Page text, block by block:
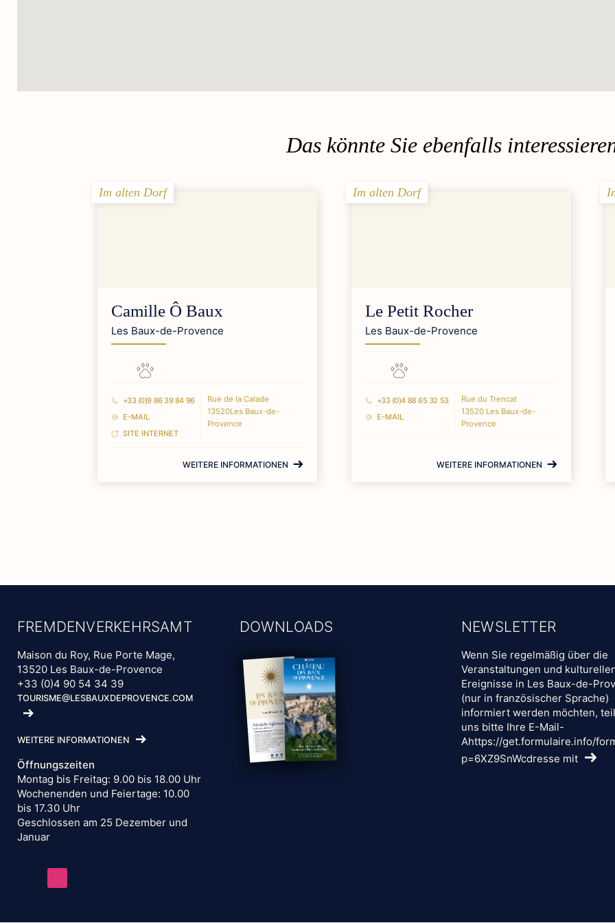
Das könnte Sie ebenfalls
Im alten Dorf
Camille Ô Baux
Les Baux-de-Provence
+33 (0)9 86 39 84 96
E-MAIL
SITE INTERNET
Rue de la Calade
13520Les Baux-de-
Provence
WEITERE INFORMATIONEN
Im alten Dorf
Le Petit Rocher
Les Baux-de-Provence
+33 (0)4 88 65 32 53
E-MAIL
Rue du Trencat
13520 Les Baux-de-
Provence
WEITERE INFORMATIONEN
FREMDENVERKEHRSAMT
Maison du Roy, Rue Porte Mage,
13520 Les Baux-de-Provence
+33 (0)4 90 54 34 39
TOURISME@LESBAUXDEPROVENCE.COM
WEITERE INFORMATIONEN
Öffnungszeiten
Montag bis Freitag: 9.00 bis 18.00 Uhr
Wochenenden und Feiertage: 10.00
bis 17.30 Uhr
Geschlossen am 25 Dezember und
Januar
DOWNLOADS NEWSLETTER
Wenn Sie regelmäßig über die
Veranstaltungen und
Ereignisse in Les Baux-de-
(nur in französischer Sprache)
informiert werden möchten,
uns bitte Ihre E-Mail-
Ahttps://get.formulaire.info/
p=6XZ9SnWcdresse mit